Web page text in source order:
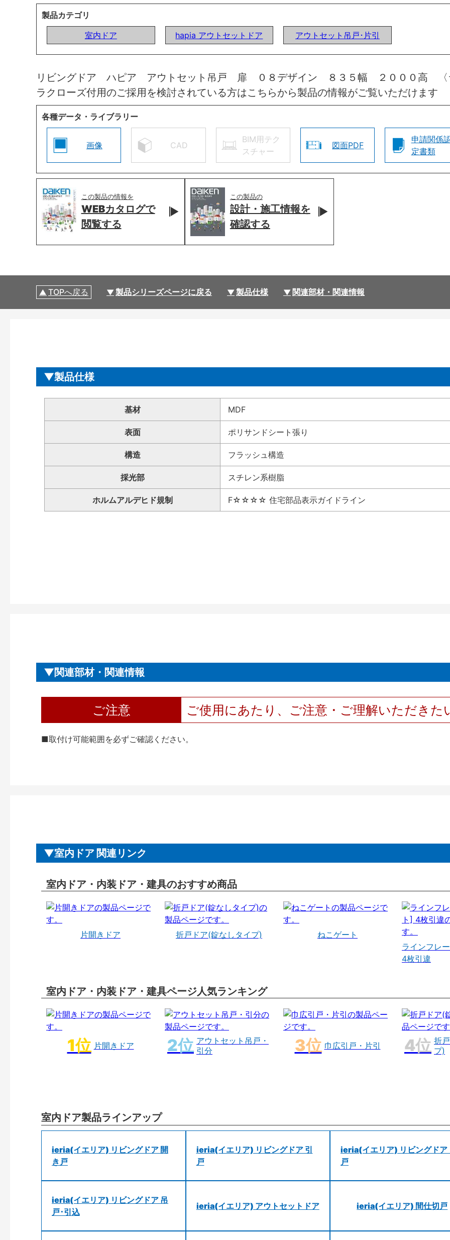
製品カテゴリ
室内ドア
hapia アウトセットドア アウトセット吊戸･片引
リビングドア ハピア アウトセット吊戸 扉 ０８デザイン ８３５幅 ２０００高
ラクローズ付用のご採用を検討されている方はこちらから製品の情報がご覧いただけます
各種データ・ライブラリー
画像 CAD
BIM用テク
スチャー
図面PDF
申請関係
定書類
この製品の情報を
WEBカタログで
閲覧する
この製品の
設計・施工情報を
確認する
TOPへ戻る 製品シリーズページに戻る 製品仕様 関連部材・関連情報
製品仕様
基材 MDF
表面 ポリサンドシート張り
構造 フラッシュ構造
採光部 スチレン系樹脂
ホルムアルデヒド規制 F☆☆☆☆ 住宅部品表示ガイドライン
関連部材・関連情報
ご注意 ご使用にあたり、ご注意・ご理解いただきた
■取付け可能範囲を必ずご確認ください。
室内ドア 関連リンク
室内ドア・内装ドア・建具のおすすめ商品
片開きドア 折戸ドア(錠なしタイプ)
ねこゲート
ラインフレ
4枚引違
室内ドア・内装ドア・建具ページ人気ランキング
片開きドア
アウトセット吊戸・
引分
巾広引戸・片引
折
プ)
室内ドア製品ラインアップ
ieria(イエリア) リビングドア 開
き戸
ieria(イエリア) リビングドア 引
戸
ieria(イエリア) リビングドア
戸
ieria(イエリア) リビングドア 吊
戸･引込
ieria(イエリア) アウトセットドア ieria(イエリア) 間仕切戸